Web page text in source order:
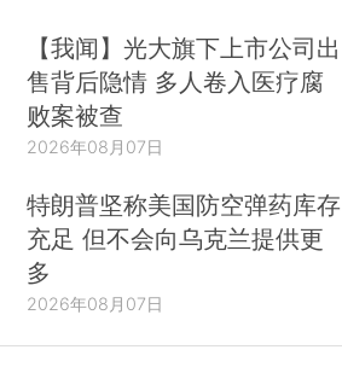
【我闻】光大旗下上市公司出
售背后隐情 多人卷入医疗腐
败案被查
2026年08月07日
特朗普坚称美国防空弹药库存
充足 但不会向乌克兰提供更
多
2026年08月07日